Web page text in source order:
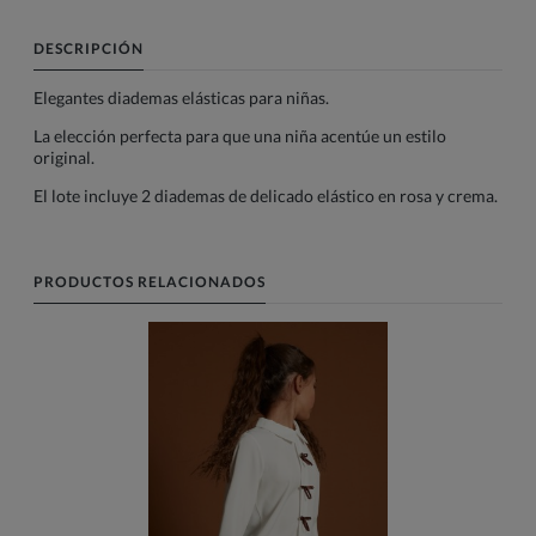
DESCRIPCIÓN
Elegantes diademas elásticas para niñas.
La elección perfecta para que una niña acentúe un estilo
original.
El lote incluye 2 diademas de delicado elástico en rosa y crema.
PRODUCTOS RELACIONADOS